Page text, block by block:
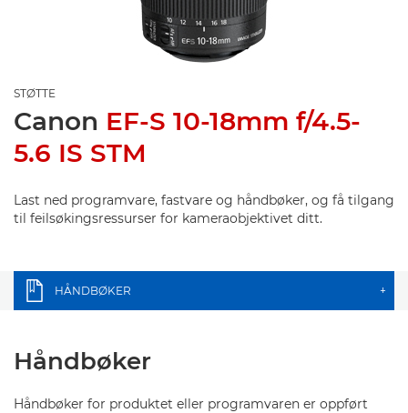
STØTTE
Canon EF-S 10-18mm f/4.5-
5.6 IS STM
Last ned programvare, fastvare og håndbøker, og få tilgang
til feilsøkingsressurser for kameraobjektivet ditt.
HÅNDBØKER +
Håndbøker
Håndbøker for produktet eller programvaren er oppført